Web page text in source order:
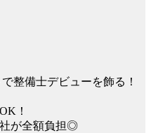
整備士デビューを飾る！
！
が全額負担◎